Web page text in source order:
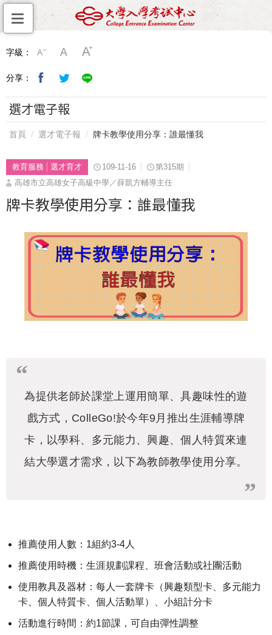
字級：
分享：
選才電子報
首頁 選才電子報 牌卡教學使用分享：誰最懂我
教育服務 選才育才 109-11-16
第315期
高雄市立高雄女子高級中學／薛凱方輔導主任
牌卡教學使用分享：誰最懂我
為提供老師於課堂上運用簡單、具趣味性的遊
戲方式，ColleGo!於今年9月推出生涯輔導牌
卡，以學科、多元能力、興趣、個人特質來連
結大學選才需求，以下為教師教學使用分享。
推薦使用人數：1組約3-4人
推薦使用時機：生涯規劃課程、班會活動或社團活動
使用教具及器材：每人一套牌卡（興趣類型卡、多元能力
卡、個人特質卡、個人活動單）、小組計分卡
活動進行時間：約1節課，可自由彈性調整